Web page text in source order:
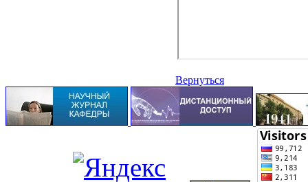
Вернуться